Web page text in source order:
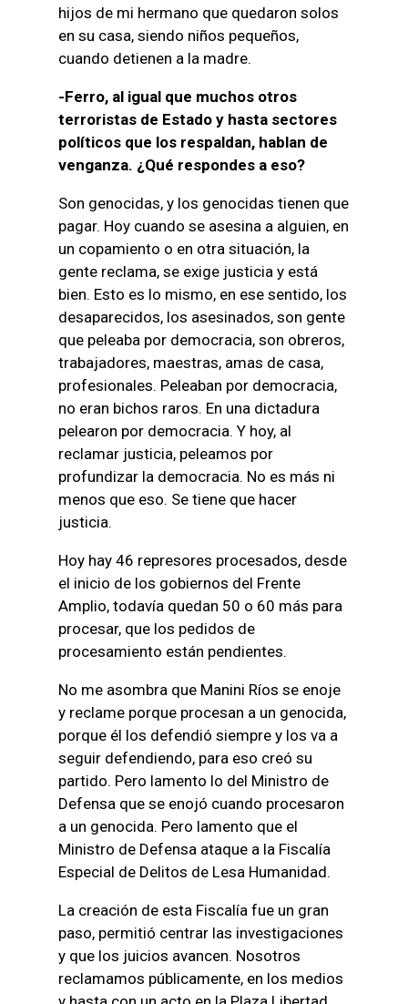
hijos de mi hermano que quedaron solos
en su casa, siendo niños pequeños,
cuando detienen a la madre.
-Ferro, al igual que muchos otros
terroristas de Estado y hasta sectores
políticos que los respaldan, hablan de
venganza. ¿Qué respondes a eso?
Son genocidas, y los genocidas tienen que
pagar. Hoy cuando se asesina a alguien, en
un copamiento o en otra situación, la
gente reclama, se exige justicia y está
bien. Esto es lo mismo, en ese sentido, los
desaparecidos, los asesinados, son gente
que peleaba por democracia, son obreros,
trabajadores, maestras, amas de casa,
profesionales. Peleaban por democracia,
no eran bichos raros. En una dictadura
pelearon por democracia. Y hoy, al
reclamar justicia, peleamos por
profundizar la democracia. No es más ni
menos que eso. Se tiene que hacer
justicia.
Hoy hay 46 represores procesados, desde
el inicio de los gobiernos del Frente
Amplio, todavía quedan 50 o 60 más para
procesar, que los pedidos de
procesamiento están pendientes.
No me asombra que Manini Ríos se enoje
y reclame porque procesan a un genocida,
porque él los defendió siempre y los va a
seguir defendiendo, para eso creó su
partido. Pero lamento lo del Ministro de
Defensa que se enojó cuando procesaron
a un genocida. Pero lamento que el
Ministro de Defensa ataque a la Fiscalía
Especial de Delitos de Lesa Humanidad.
La creación de esta Fiscalía fue un gran
paso, permitió centrar las investigaciones
y que los juicios avancen. Nosotros
reclamamos públicamente, en los medios